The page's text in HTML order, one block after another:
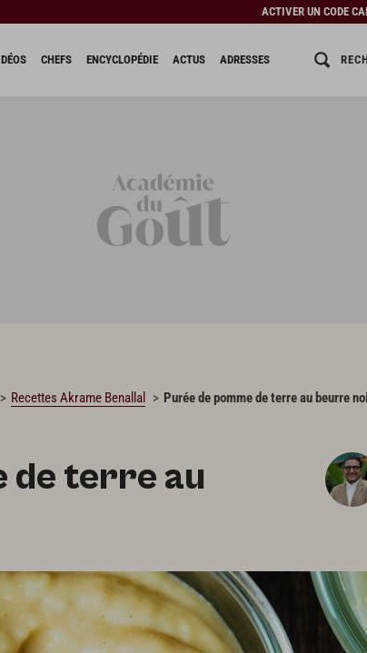
ACTIVER UN CODE
CHEFS ENCYCLOPÉDIE ACTUS ADRESSES
Recettes Akrame Benallal Purée de pomme de terre au beurre
de terre au